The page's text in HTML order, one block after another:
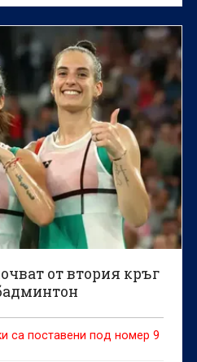
на Българския
Лечева дадоха старт на
гребане до 19 г., което
от 6 до 9 август.
от втория кръг
са поставени под номер 9